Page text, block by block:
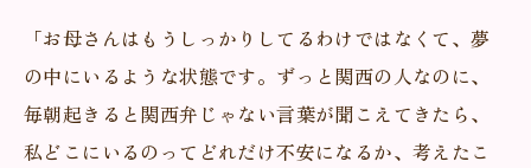
「お母さんはもうしっかりしてるわけではなくて、夢
の中にいるような状態です。ずっと関西の人なのに、
毎朝起きると関西弁じゃない言葉が聞こえてきたら、
私どこにいるのってどれだけ不安になるか、考えたこ